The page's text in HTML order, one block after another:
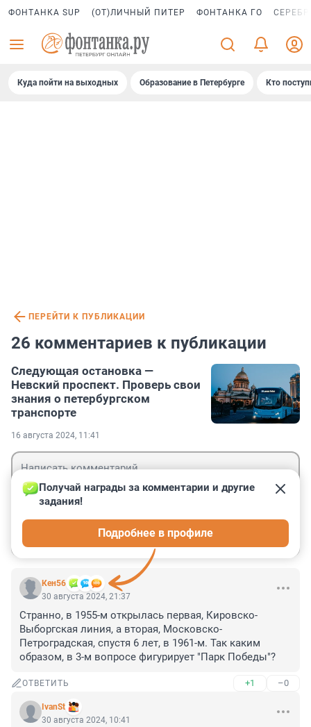
ФОНТАНКА SUP (ОТ)ЛИЧНЫЙ ПИТЕР ФОНТАНКА ГО
Куда пойти на выходных Образование в Петербурге Кто
ПЕРЕЙТИ К ПУБЛИКАЦИИ
26 комментариев к публикации
Следующая остановка —
Невский проспект. Проверь свои
знания о петербургском
транспорте
16 августа 2024, 11:41
Кен56
Получай награды за комментарии и другие
задания!
Подробнее в профиле
30 августа 2024, 21:37
Странно, в 1955-м открылась первая, Кировско-
Выборгская линия, а вторая, Московско-
Петроградская, спустя 6 лет, в 1961-м. Так каким
образом, в 3-м вопросе фигурирует "Парк Победы"?
ОТВЕТИТЬ +1 –0
IvanSt
30 августа 2024, 10:41